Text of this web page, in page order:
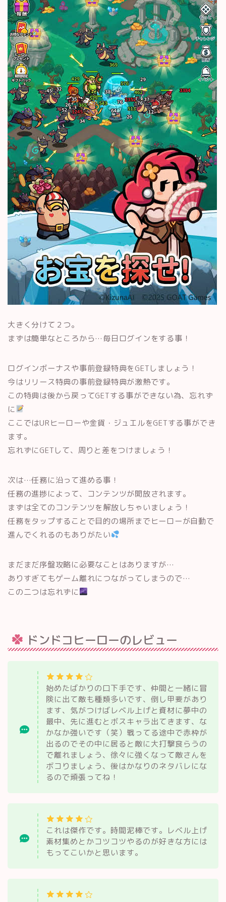
大きく分けて２つ。
まずは簡単なところから…毎日ログインをする事！
ログインボーナスや事前登録特典をGETしましょう！
今はリリース特典の事前登録特典が激熱です。
この特典は後から戻ってGETする事ができない為、忘れず
に
ここではURヒーローや金貨・ジュエルをGETする事ができ
ます。
忘れずにGETして、周りと差をつけましょう！
次は…任務に沿って進める事！
任務の進捗によって、コンテンツが開放されます。
まずは全てのコンテンツを解放しちゃいましょう！
任務をタップすることで目的の場所までヒーローが自動で
進んでくれるのもありがたい
まだまだ序盤攻略に必要なことはありますが…
ありすぎてもゲーム離れにつながってしまうので…
この二つは忘れずに
ドンドコヒーローのレビュー
始めたばかりの口下手です、仲間と一緒に冒
険に出て敵も種類多いです、倒し甲斐があり
ます、気がつけばレベル上げと資材に夢中の
最中、先に進むとボスキャラ出てきます、な
かなか強いです（笑）戦ってる途中で赤枠が
出るのでその中に居ると敵に大打撃食らうの
で離れましょう、徐々に強くなって敵さんを
ボコりましょう、後はかなりのネタバレにな
るので頑張ってね！
これは傑作です。時間泥棒です。レベル上げ
素材集めとかコツコツやるのが好きな方には
もってこいかと思います。